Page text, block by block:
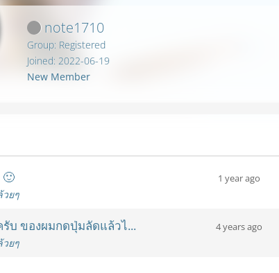
note1710
Group: Registered
Joined: 2022-06-19
New Member
ยๆ
1 year ago
บ ของผมกดปุ่มลัดแล้วไ...
ยๆ
4 years ago